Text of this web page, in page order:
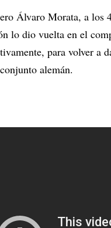
Álvaro Morata, a los
lo dio vuelta en el
para volver a
alemán.